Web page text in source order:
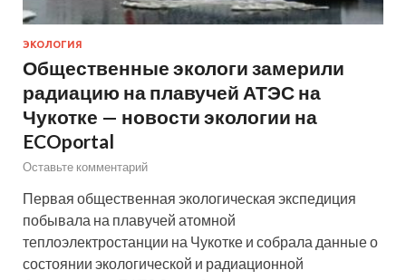
ЭКОЛОГИЯ
Общественные экологи замерили
радиацию на плавучей АТЭС на
Чукотке — новости экологии на
ECOportal
Оставьте комментарий
Первая общественная экологическая экспедиция
побывала на плавучей атомной
теплоэлектростанции на Чукотке и собрала данные о
состоянии экологической и радиационной